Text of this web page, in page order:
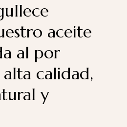
aceite
al por
calidad,
y